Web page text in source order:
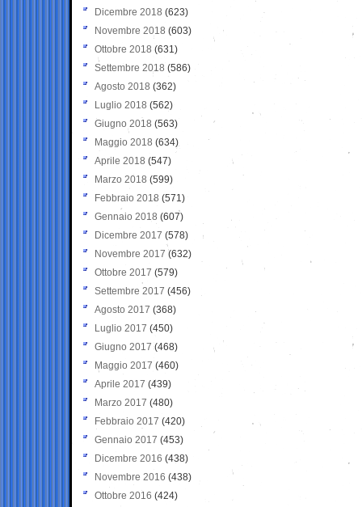
Dicembre 2018 (623)
Novembre 2018 (603)
Ottobre 2018 (631)
Settembre 2018 (586)
Agosto 2018 (362)
Luglio 2018 (562)
Giugno 2018 (563)
Maggio 2018 (634)
Aprile 2018 (547)
Marzo 2018 (599)
Febbraio 2018 (571)
Gennaio 2018 (607)
Dicembre 2017 (578)
Novembre 2017 (632)
Ottobre 2017 (579)
Settembre 2017 (456)
Agosto 2017 (368)
Luglio 2017 (450)
Giugno 2017 (468)
Maggio 2017 (460)
Aprile 2017 (439)
Marzo 2017 (480)
Febbraio 2017 (420)
Gennaio 2017 (453)
Dicembre 2016 (438)
Novembre 2016 (438)
Ottobre 2016 (424)